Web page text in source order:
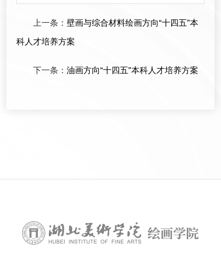
上一条：壁画与综合材料绘画方向“十四五”本
科人才培养方案
下一条：油画方向“十四五”本科人才培养方案